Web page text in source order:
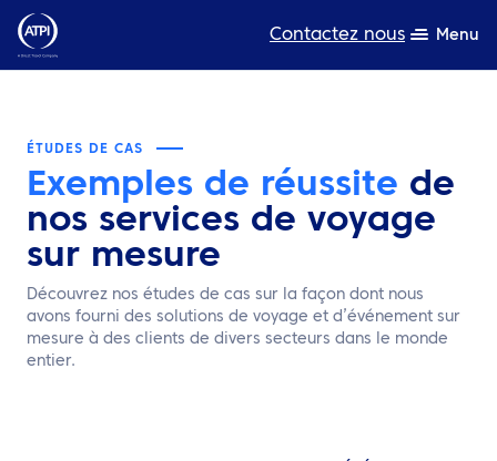
Contactez nous Menu
Ressources
A propos de nous
Produits
Développement durable
ÉTUDES DE CAS
Exemples de réussite de
nos services de voyage
sur mesure
Découvrez nos études de cas sur la façon dont nous
avons fourni des solutions de voyage et d’événement sur
mesure à des clients de divers secteurs dans le monde
entier.